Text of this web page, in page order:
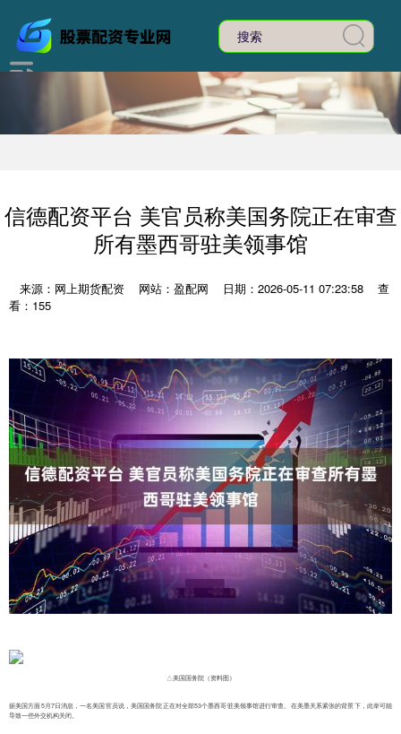
信德配资平台 美官员称美国务院正在审查
所有墨西哥驻美领事馆
来源：网上期货配资 网站：盈配网 日期：2026-05-11 07:23:58
查
看：155
△美国国务院（资料图）
据美国方面5月7日消息，一名美国官员说，美国国务院正在对全部53个墨西哥驻美领事馆进行审查。在美墨关系紧张的背景下，此举可能
导致一些外交机构关闭。